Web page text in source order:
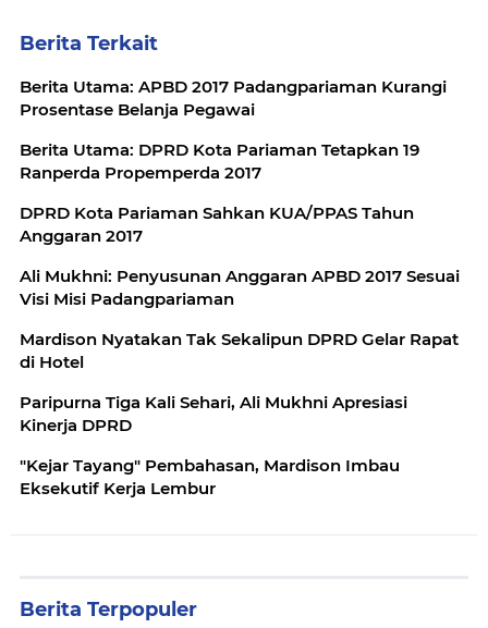
Berita Terkait
Berita Utama: APBD 2017 Padangpariaman Kurangi
Prosentase Belanja Pegawai
Berita Utama: DPRD Kota Pariaman Tetapkan 19
Ranperda Propemperda 2017
DPRD Kota Pariaman Sahkan KUA/PPAS Tahun
Anggaran 2017
Ali Mukhni: Penyusunan Anggaran APBD 2017 Sesuai
Visi Misi Padangpariaman
Mardison Nyatakan Tak Sekalipun DPRD Gelar Rapat
di Hotel
Paripurna Tiga Kali Sehari, Ali Mukhni Apresiasi
Kinerja DPRD
"Kejar Tayang" Pembahasan, Mardison Imbau
Eksekutif Kerja Lembur
Berita Terpopuler